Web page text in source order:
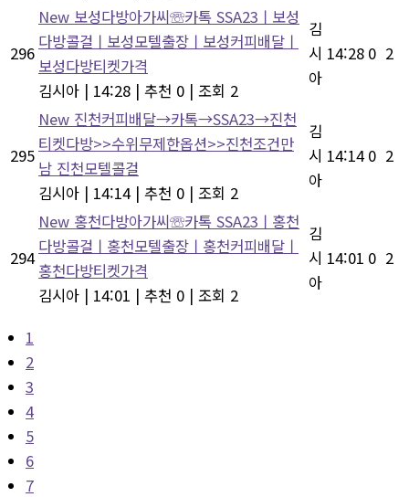
296
New 보성다방아가씨☏카톡 SSA23ㅣ보성
다방콜걸ㅣ보성모텔출장ㅣ보성커피배달ㅣ
보성다방티켓가격
김시아 | 14:28 | 추천 0 | 조회 2
김
시
아
14:28 0 2
295
New 진천커피배달→카톡→SSA23→진천
티켓다방>>수위무제한옵션>>진천조건만
남 진천모텔콜걸
김시아 | 14:14 | 추천 0 | 조회 2
김
시
아
14:14 0 2
294
New 홍천다방아가씨☏카톡 SSA23ㅣ홍천
다방콜걸ㅣ홍천모텔출장ㅣ홍천커피배달ㅣ
홍천다방티켓가격
김시아 | 14:01 | 추천 0 | 조회 2
김
시
아
14:01 0 2
1
2
3
4
5
6
7